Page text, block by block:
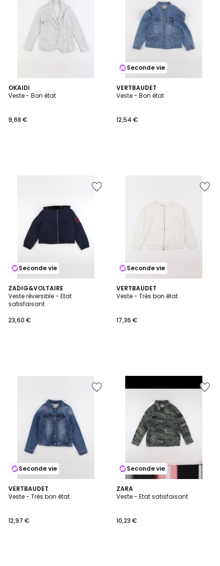
OKAIDI
Veste - Bon état
9,68 €
Seconde vie
VERTBAUDET
Veste - Bon état
12,54 €
Seconde vie
ZADIG&VOLTAIRE
Veste réversible - Etat
satisfaisant
23,60 €
Seconde vie
VERTBAUDET
Veste - Très bon état
17,36 €
Seconde vie
VERTBAUDET
Veste - Très bon état
12,97 €
Seconde vie
ZARA
Veste - Etat satisfaisant
10,23 €